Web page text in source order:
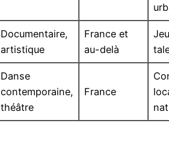
Documentaire,
artistique
France et
au-delà
Danse
contemporaine,
théâtre
France